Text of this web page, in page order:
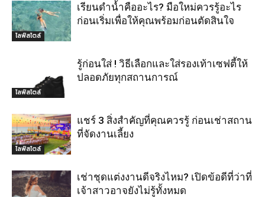
ไลฟ์สไตล์
เรียนดำน้ำคืออะไร? มือใหม่ควรรู้อะไร
ก่อนเริ่มเพื่อให้คุณพร้อมก่อนตัดสินใจ
ไลฟ์สไตล์
รู้ก่อนใส่ ! วิธีเลือกและใส่รองเท้าเซฟตี้ให้
ปลอดภัยทุกสถานการณ์
ไลฟ์สไตล์
แชร์ 3 สิ่งสำคัญที่คุณควรรู้ ก่อนเช่าสถาน
ที่จัดงานเลี้ยง
เช่าชุดแต่งงานดีจริงไหม? เปิดข้อดีที่ว่าที่
เจ้าสาวอาจยังไม่รู้ทั้งหมด